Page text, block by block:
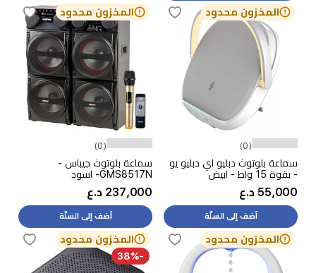
المخزون محدود
(0)
سماعة بلوتوث دبليو اي دبليو يو
- بقوة 15 واط - ابيض
55,000 د.ع
أضف إلى السلّة
المخزون محدود
(0)
سماعة بلوتوث جيباس -
GMS8517N- اسود
237,000 د.ع
أضف إلى السلّة
المخزون محدود
المخزون محدود
-38%